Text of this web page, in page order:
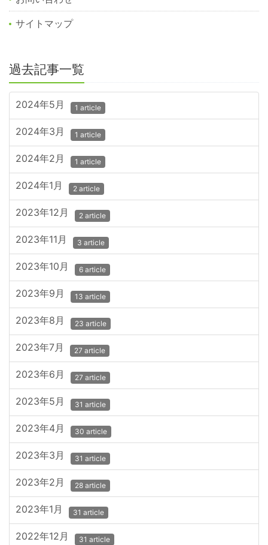
サイトマップ
過去記事一覧
2024年5月 1 article
2024年3月 1 article
2024年2月 1 article
2024年1月 2 article
2023年12月 2 article
2023年11月 3 article
2023年10月 6 article
2023年9月 13 article
2023年8月 23 article
2023年7月 27 article
2023年6月 27 article
2023年5月 31 article
2023年4月 30 article
2023年3月 31 article
2023年2月 28 article
2023年1月 31 article
2022年12月 31 article